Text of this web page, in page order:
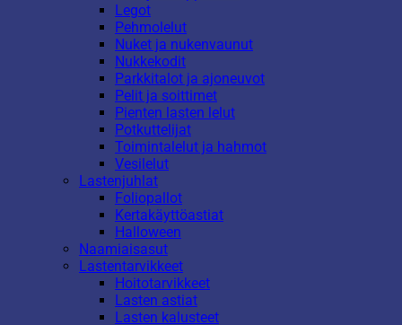
Legot
Pehmolelut
Nuket ja nukenvaunut
Nukkekodit
Parkkitalot ja ajoneuvot
Pelit ja soittimet
Pienten lasten lelut
Potkuttelijat
Toimintalelut ja hahmot
Vesilelut
Lastenjuhlat
Foliopallot
Kertakäyttöastiat
Halloween
Naamiaisasut
Lastentarvikkeet
Hoitotarvikkeet
Lasten astiat
Lasten kalusteet